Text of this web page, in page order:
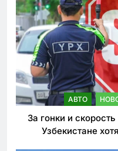
АВТО
За гонки и
Узбекистане